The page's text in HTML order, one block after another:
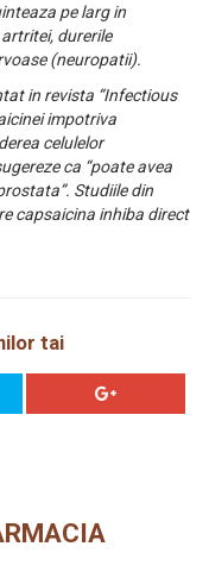
pe larg in
durerile
(neuropatii).
in revista “Infectious
impotriva
celulelor
ca “poate avea
Studiile din
capsaicina inhiba direct
tai